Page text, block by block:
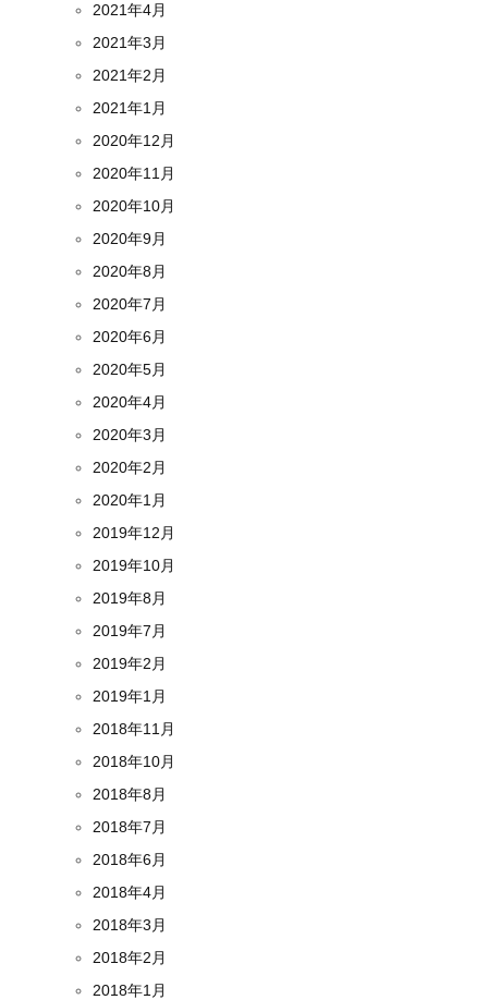
2021年4月
2021年3月
2021年2月
2021年1月
2020年12月
2020年11月
2020年10月
2020年9月
2020年8月
2020年7月
2020年6月
2020年5月
2020年4月
2020年3月
2020年2月
2020年1月
2019年12月
2019年10月
2019年8月
2019年7月
2019年2月
2019年1月
2018年11月
2018年10月
2018年8月
2018年7月
2018年6月
2018年4月
2018年3月
2018年2月
2018年1月